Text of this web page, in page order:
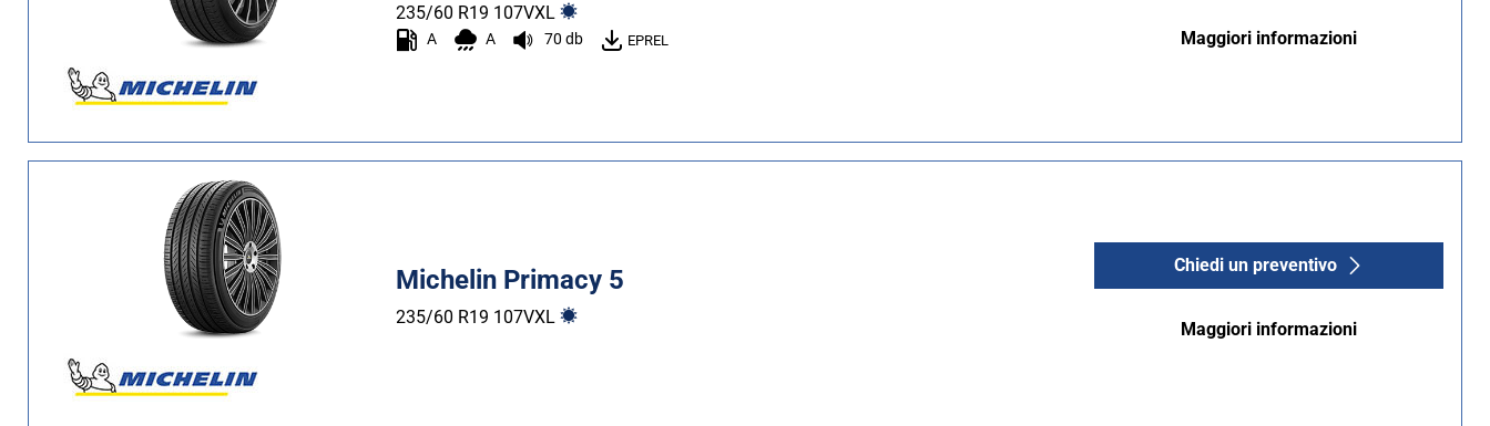
235/60 R19 107VXL
A A 70 db EPREL Maggiori informazioni
Michelin Primacy 5
235/60 R19 107VXL
Chiedi un preventivo
Maggiori informazioni